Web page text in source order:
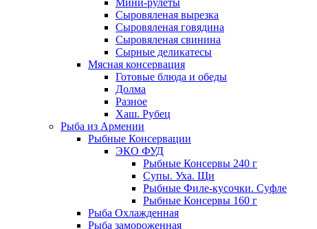
Мини-рулеты
Сыровяленая вырезка
Сыровяленая говядина
Сыровяленая свинина
Сырные деликатесы
Мясная консервация
Готовые блюда и обеды
Долма
Разное
Хаш. Рубец
Рыба из Армении
Рыбные Консервации
ЭКО ФУД
Рыбные Консервы 240 г
Супы. Уха. Щи
Рыбные Филе-кусочки. Суфле
Рыбные Консервы 160 г
Рыба Охлажденная
Рыба замороженная